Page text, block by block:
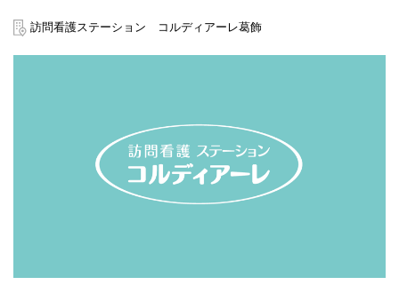
訪問看護ステーション コルディアーレ葛飾